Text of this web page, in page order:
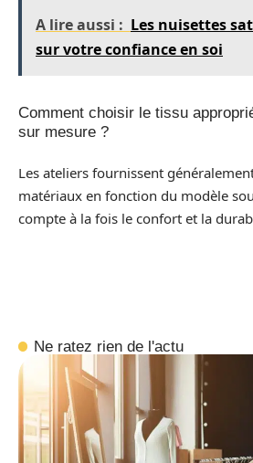
A lire aussi : Les nuisettes
sur votre confiance en soi
Comment choisir le tissu
sur mesure ?
Les ateliers fournissent
matériaux en fonction du modèle
compte à la fois le confort et la
Ne ratez rien de l'actu